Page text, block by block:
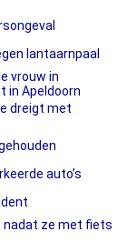
lantaarnpaal
vrouw in
in Apeldoorn
dreigt met
auto’s
nadat ze met fiets